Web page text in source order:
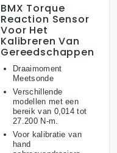
BMX Torque
Reaction Sensor
Voor Het
Kalibreren Van
Gereedschappen
Draaimoment
Meetsonde
Verschillende
modellen met een
bereik van 0,014 tot
27.200 N-m.
Voor kalibratie van
hand